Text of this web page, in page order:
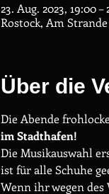
23. Aug. 2023, 19:00 –
Rostock, Am
Über die
Die Abende
im Stadthafen!
Die Musikauswahl
ist für alle Schuhe
Wenn ihr wegen des